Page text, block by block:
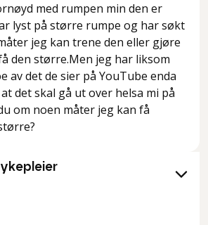
med rumpen min den er
lyst på større rumpe og har søkt
jeg kan trene den eller gjøre
den større.Men jeg har liksom
av det de sier på YouTube enda
det skal gå ut over helsa mi på
om noen måter jeg kan få